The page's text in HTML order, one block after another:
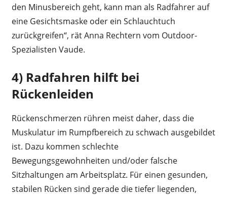
den Minusbereich geht, kann man als Radfahrer auf
eine Gesichtsmaske oder ein Schlauchtuch
zurückgreifen“, rät Anna Rechtern vom Outdoor-
Spezialisten Vaude.
4) Radfahren hilft bei
Rückenleiden
Rückenschmerzen rühren meist daher, dass die
Muskulatur im Rumpfbereich zu schwach ausgebildet
ist. Dazu kommen schlechte
Bewegungsgewohnheiten und/oder falsche
Sitzhaltungen am Arbeitsplatz. Für einen gesunden,
stabilen Rücken sind gerade die tiefer liegenden,